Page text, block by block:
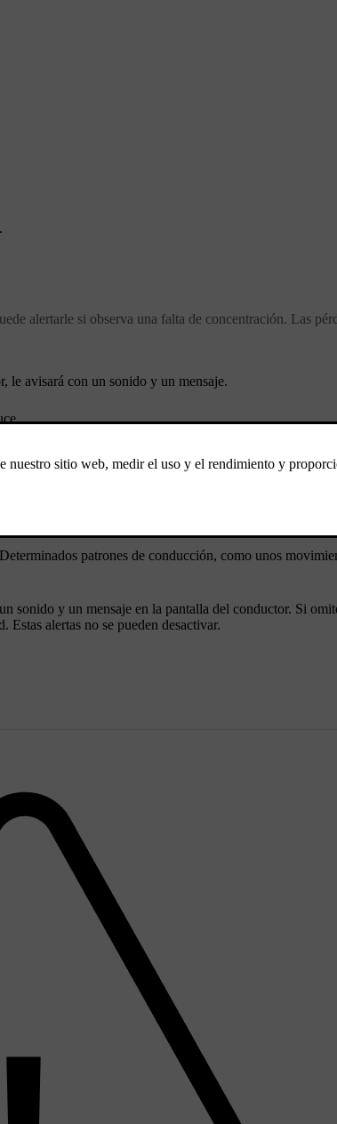
alertarle si observa una falta de concentración. Las
le avisará con un sonido y un mensaje.
una falta de concentración. Un ejemplo son los
patrones de conducción, como unos
sonido y un mensaje en la pantalla del conductor. Si
Estas alertas no se pueden desactivar.